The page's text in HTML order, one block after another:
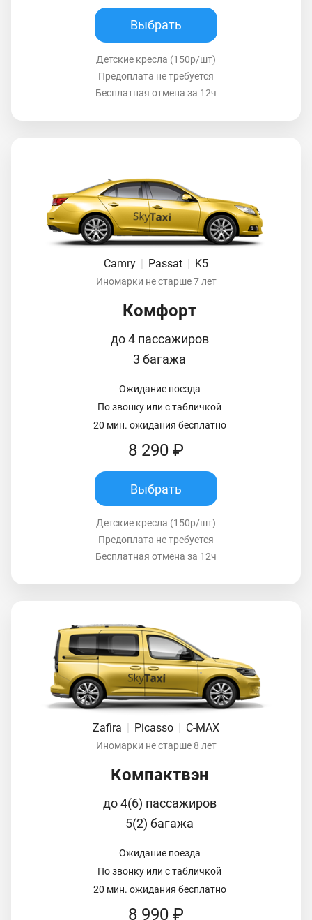
Выбрать
Детские кресла (150р/шт)
Предоплата не требуется
Бесплатная отмена за 12ч
Camry Passat K5
Иномарки не старше 7 лет
Комфорт
до 4 пассажиров
3 багажа
Ожидание поезда
По звонку или с табличкой
20 мин. ожидания бесплатно
8 290 ₽
Выбрать
Детские кресла (150р/шт)
Предоплата не требуется
Бесплатная отмена за 12ч
Zafira | Picasso | C-MAX
Иномарки не старше 8 лет
Компактвэн
до 4(6) пассажиров
5(2) багажа
Ожидание поезда
По звонку или с табличкой
20 мин. ожидания бесплатно
8 990 ₽